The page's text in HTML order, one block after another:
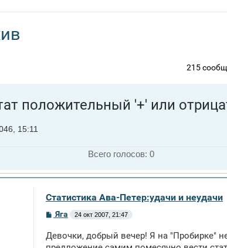
215
положительный '+' или
15:11
Всего голосов: 0
Статистика Ава-Петер:удачи и неудачи
С
о
б
щ
Яга 24 окт 2007, 21:47
Девочки, добрый вечер! Я на "Пробирке"